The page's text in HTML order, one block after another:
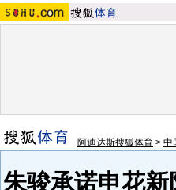
阿迪达斯搜狐体育 > 中
朱骏承诺申花